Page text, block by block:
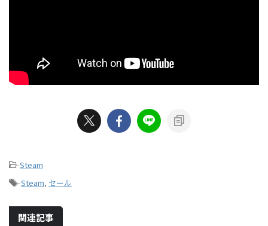
-Steam
-Steam, セール
関連記事